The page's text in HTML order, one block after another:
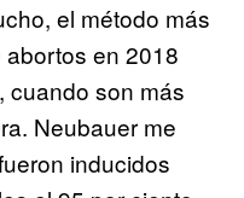
el método más
en 2018
cuando son más
Neubauer me
inducidos